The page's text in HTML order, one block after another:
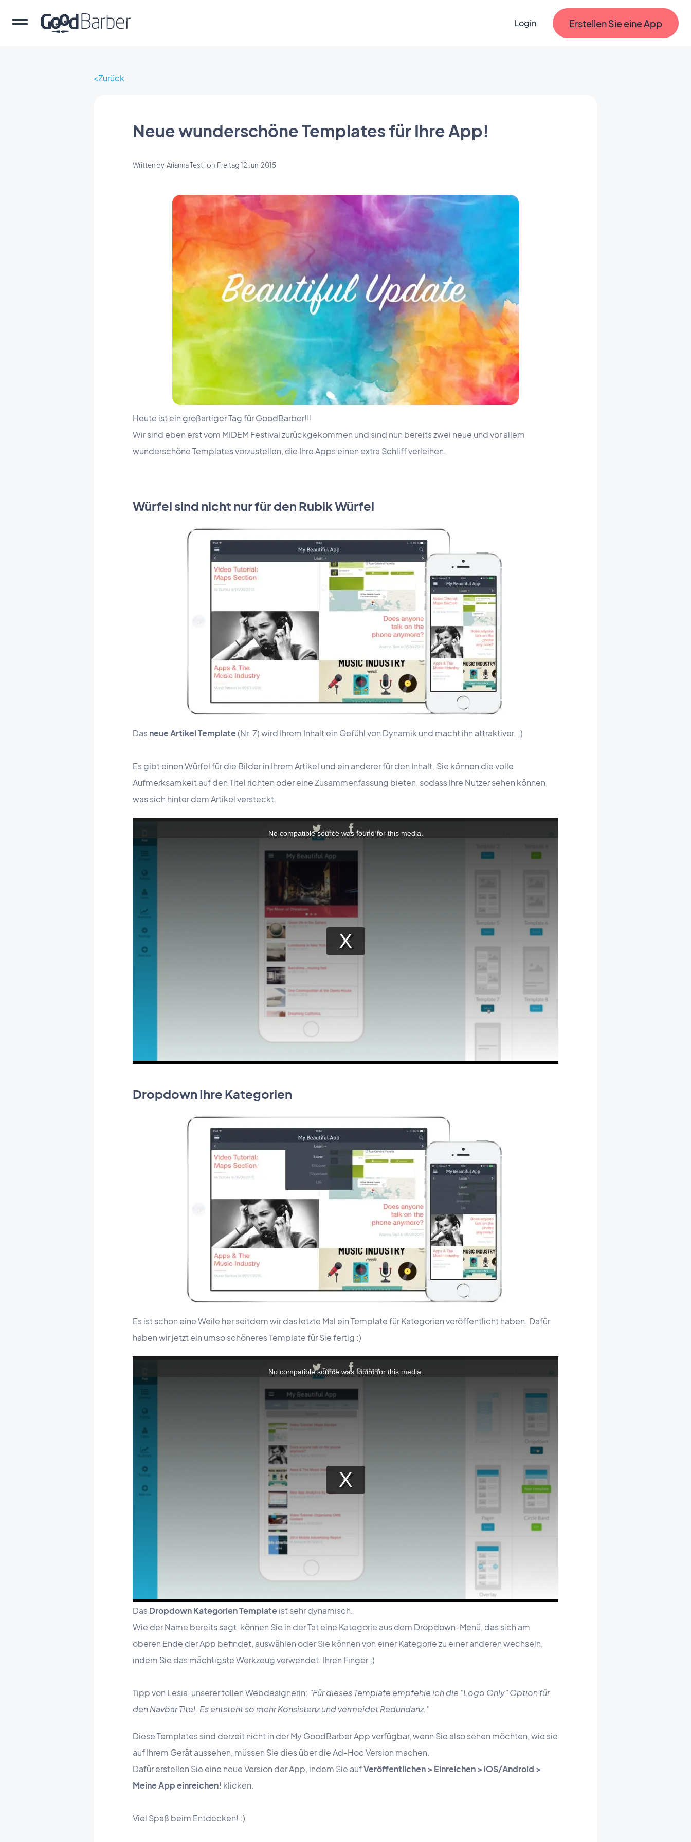
Login Erstellen Sie eine App
Zurück
Neue wunderschöne Templates für Ihre App!
Written by Arianna Testi on Freitag 12 Juni 2015
Heute ist ein großartiger Tag für GoodBarber!!!
Wir sind eben erst vom MIDEM Festival zurückgekommen und sind nun bereits zwei neue und vor allem
wunderschöne Templates vorzustellen, die Ihre Apps einen extra Schliff verleihen.
Würfel sind nicht nur für den Rubik Würfel
Dasneue Artikel Template(Nr. 7) wird Ihrem Inhalt ein Gefühl von Dynamik und macht ihn attraktiver. ;)
Es gibt einen Würfel für die Bilder in Ihrem Artikel und ein anderer für den Inhalt. Sie können die volle
Aufmerksamkeit auf den Titel richten oder eine Zusammenfassung bieten, sodass Ihre Nutzer sehen können,
was sich hinter dem Artikel versteckt.
Dropdown Ihre Kategorien
Es ist schon eine Weile her seitdem wir das letzte Mal ein Template für Kategorien veröffentlicht haben. Dafür
haben wir jetzt ein umso schöneres Template für Sie fertig :)
DasDropdown Kategorien Templateist sehr dynamisch.
Wie der Name bereits sagt, können Sie in der Tat eine Kategorie aus dem Dropdown-Menü, das sich am
oberen Ende der App befindet, auswählen oder Sie können von einer Kategorie zu einer anderen wechseln,
indem Sie das mächtigste Werkzeug verwendet: Ihren Finger ;)
Tipp von Lesia, unserer tollen Webdesignerin: "Für dieses Template empfehle ich die "Logo Only" Option für
den Navbar Titel. Es entsteht so mehr Konsistenz und vermeidet Redundanz."
Diese Templates sind derzeit nicht in der My GoodBarber App verfügbar, wenn Sie also sehen möchten, wie sie
auf Ihrem Gerät aussehen, müssen Sie dies über die Ad-Hoc Version machen.
Dafür erstellen Sie eine neue Version der App, indem Sie aufVeröffentlichen > Einreichen > iOS/Android >
Meine App einreichen! klicken.
Viel Spaß beim Entdecken! :)